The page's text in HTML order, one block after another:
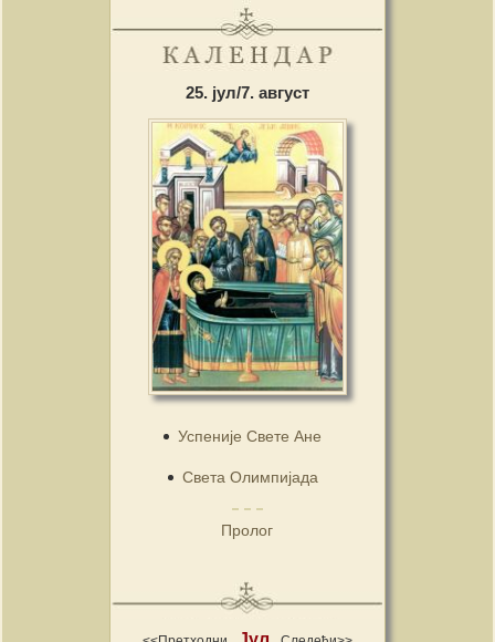
25. јул/7. август
Успеније Свете Ане
Света Олимпијада
Пролог